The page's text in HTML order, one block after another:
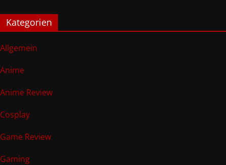
Kategorien
Allgemein
Anime
Anime Review
Cosplay
Game Review
Gaming